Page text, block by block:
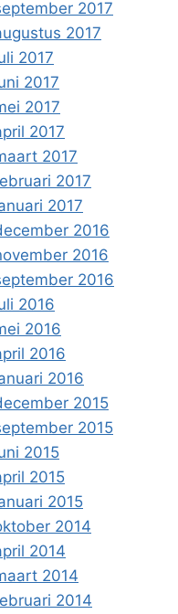
2017
2017
2017
2017
2017
2017
2017
2017
2017
2016
2016
2016
2016
2016
2016
2016
2015
2015
2015
2015
2015
2014
2014
2014
2014